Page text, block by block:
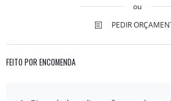
ou
PEDIR
FEITO POR ENCOMENDA